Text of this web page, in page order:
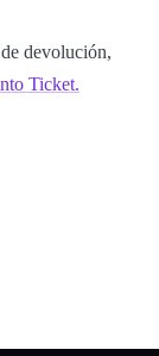
devolución,
Ticket.